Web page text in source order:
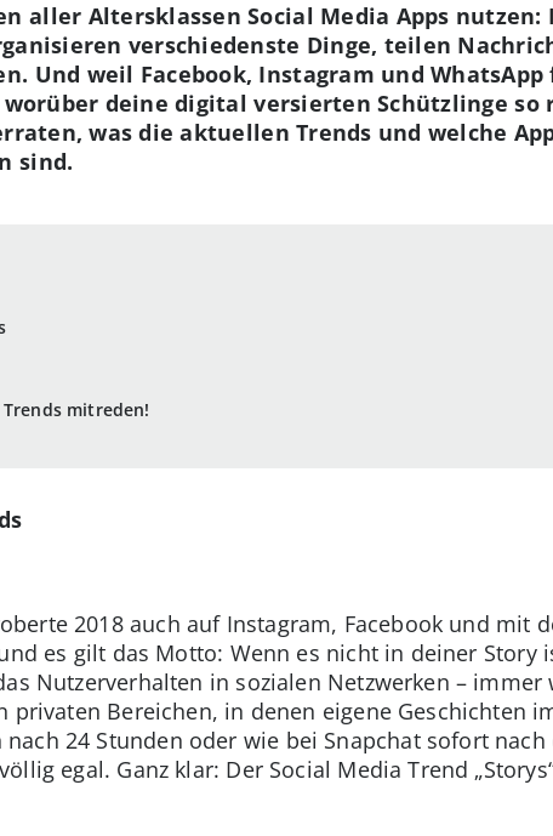
mitreden!
aller Altersklassen Social Media Apps
verschiedenste Dinge, teilen
Und weil Facebook, Instagram und
deine digital versierten Schützlinge so
was die aktuellen Trends und welche
sind.
2018 auch auf Instagram, Facebook und mit
es gilt das Motto: Wenn es nicht in deiner Story
Nutzerverhalten in sozialen Netzwerken – immer
privaten Bereichen, in denen eigene Geschichten
24 Stunden oder wie bei Snapchat sofort
egal. Ganz klar: Der Social Media Trend